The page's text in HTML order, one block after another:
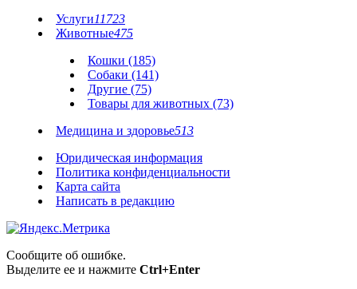
Услуги11723
Животные475
Кошки (185)
Собаки (141)
Другие (75)
Товары для животных (73)
Медицина и здоровье513
Юридическая информация
Политика конфиденциальности
Карта сайта
Написать в редакцию
Сообщите об ошибке.
Выделите ее и нажмите Ctrl+Enter